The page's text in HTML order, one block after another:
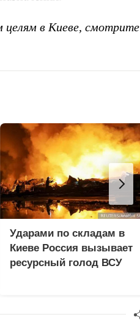
целям в Киеве, смотрите
Ударами по складам в
Киеве Россия вызывает
ресурсный голод ВСУ